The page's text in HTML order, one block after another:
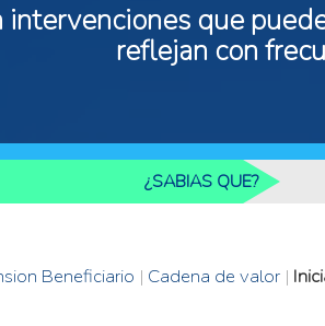
intervenciones que
reflejan con
¿SABIAS QUE?
Beneficiario | Cadena de valor |